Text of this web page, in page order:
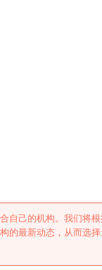
自己的机构。我们将
的最新动态，从而选